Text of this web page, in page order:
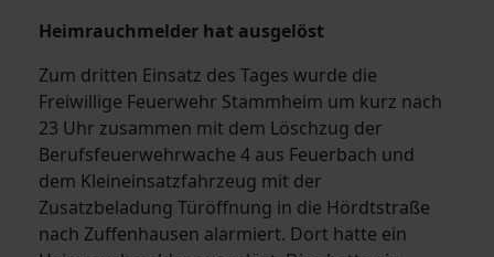
Heimrauchmelder hat ausgelöst
Zum dritten Einsatz des Tages wurde die
Freiwillige Feuerwehr Stammheim um kurz nach
23 Uhr zusammen mit dem Löschzug der
Berufsfeuerwehrwache 4 aus Feuerbach und
dem Kleineinsatzfahrzeug mit der
Zusatzbeladung Türöffnung in die Hördtstraße
nach Zuffenhausen alarmiert. Dort hatte ein